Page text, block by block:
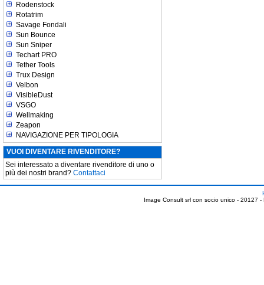
Rodenstock
Rotatrim
Savage Fondali
Sun Bounce
Sun Sniper
Techart PRO
Tether Tools
Trux Design
Velbon
VisibleDust
VSGO
Wellmaking
Zeapon
NAVIGAZIONE PER TIPOLOGIA
VUOI DIVENTARE RIVENDITORE?
Sei interessato a diventare rivenditore di uno o
più dei nostri brand? Contattaci
Image Consult srl con socio unico - 20127